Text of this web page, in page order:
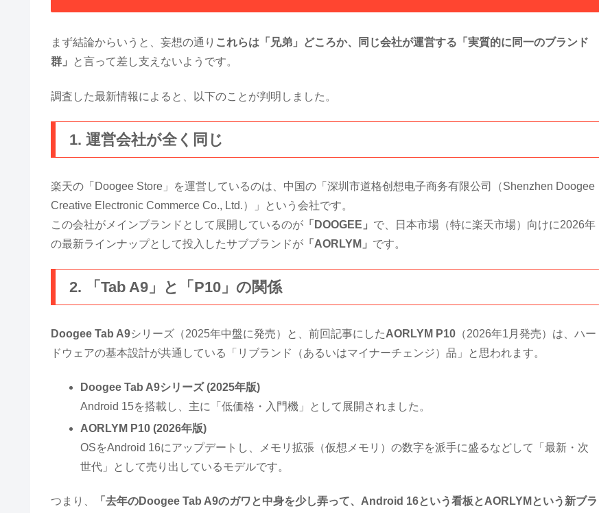
まず結論からいうと、妄想の通り これらは「兄弟」どころか、同じ会社が運営する「実質的に同一のブランド
群」
と言って差し支えないようです。
調査した最新情報によると、以下のことが判明しました。
1. 運営会社が全く同じ
楽天の「Doogee Store」を運営しているのは、中国の「深圳市道格创想电子商务有限公司（Shenzhen Doogee
Creative Electronic Commerce Co., Ltd.）」という会社です。
この会社がメインブランドとして展開しているのが 「DOOGEE」 で、日本市場（特に楽天市場）向けに2026年
の最新ラインナップとして投入したサブブランドが 「AORLYM」 です。
2. 「Tab A9」と「P10」の関係
Doogee Tab A9シリーズ（2025年中盤に発売）と、前回記事にしたAORLYM P10 （2026年1月発売）は、ハー
ドウェアの基本設計が共通している「リブランド（あるいはマイナーチェンジ）品」と思われます。
Doogee Tab A9シリーズ (2025年版)
Android 15を搭載し、主に「低価格・入門機」として展開されました。
AORLYM P10 (2026年版)
OSをAndroid 16にアップデートし、メモリ拡張（仮想メモリ）の数字を派手に盛るなどして「最新・次
世代」として売り出しているモデルです。
つまり、
「去年のDoogee Tab A9のガワと中身を少し弄って、Android 16という看板とAORLYMという新ブラ